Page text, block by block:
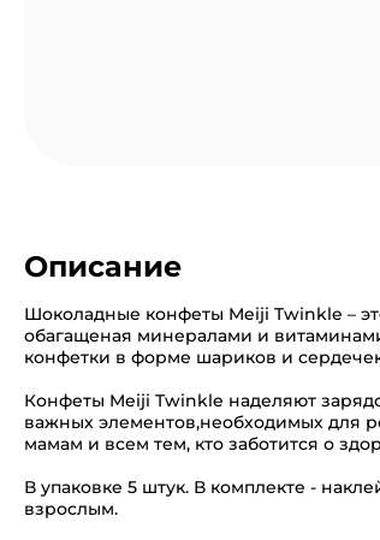
Описание
Шоколадные конфеты Meiji Twinkle –
обагащеная минералами и
конфетки в форме шариков и
Конфеты Meiji Twinkle наделяют
важных элементов,необходимых для
мамам и всем тем, кто заботится о
В упаковке 5 штук. В комплекте -
взрослым.